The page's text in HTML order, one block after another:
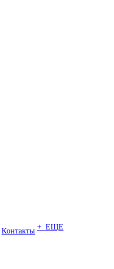
Контакты + ЕЩЕ